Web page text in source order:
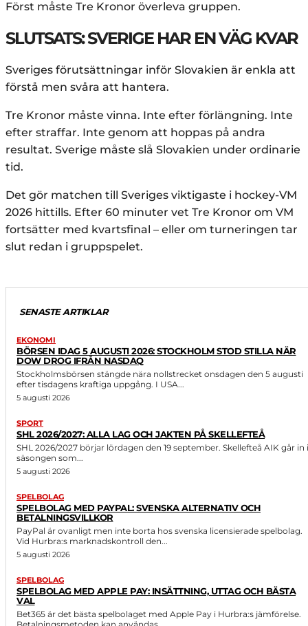
Först måste Tre Kronor överleva gruppen.
SLUTSATS: SVERIGE HAR EN VÄG KVAR
Sveriges förutsättningar inför Slovakien är enkla att
förstå men svåra att hantera.
Tre Kronor måste vinna. Inte efter förlängning. Inte
efter straffar. Inte genom att hoppas på andra
resultat. Sverige måste slå Slovakien under ordinarie
tid.
Det gör matchen till Sveriges viktigaste i hockey-VM
2026 hittills. Efter 60 minuter vet Tre Kronor om VM
fortsätter med kvartsfinal – eller om turneringen tar
slut redan i gruppspelet.
SENASTE ARTIKLAR
EKONOMI
BÖRSEN IDAG 5 AUGUSTI 2026: STOCKHOLM STOD STILLA NÄR
DOW DROG IFRÅN NASDAQ
Stockholmsbörsen stängde nära nollstrecket onsdagen den 5 augusti
efter tisdagens kraftiga uppgång. I USA...
5 augusti 2026
SPORT
SHL 2026/2027: ALLA LAG OCH JAKTEN PÅ SKELLEFTEÅ
SHL 2026/2027 börjar lördagen den 19 september. Skellefteå AIK går in i
säsongen som...
5 augusti 2026
SPELBOLAG
SPELBOLAG MED PAYPAL: SVENSKA ALTERNATIV OCH
BETALNINGSVILLKOR
PayPal är ovanligt men inte borta hos svenska licensierade spelbolag.
Vid Hurbra:s marknadskontroll den...
5 augusti 2026
SPELBOLAG
SPELBOLAG MED APPLE PAY: INSÄTTNING, UTTAG OCH BÄSTA
VAL
Bet365 är det bästa spelbolaget med Apple Pay i Hurbra:s jämförelse.